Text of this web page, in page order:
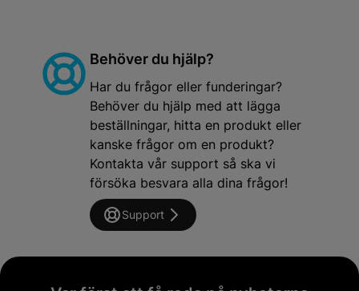
Behöver du hjälp?
Har du frågor eller funderingar?
Behöver du hjälp med att lägga
beställningar, hitta en produkt eller
kanske frågor om en produkt?
Kontakta vår support så ska vi
försöka besvara alla dina frågor!
Support